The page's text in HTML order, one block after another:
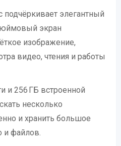
элегантный
экран
изображение,
видео, чтения и работы
и 256 ГБ встроенной
несколько
и хранить большое
и файлов.